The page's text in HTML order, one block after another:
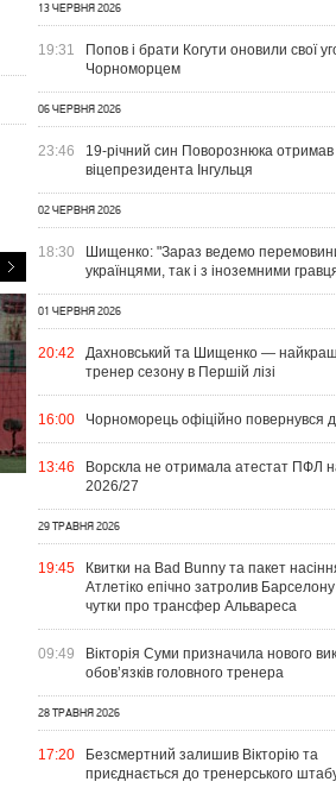
04 СЕРПНЯ 2026
УКРАЇНСЬКИЙ СЛІД У ДРУГОМУ
ПЕРЕМАГАЄ, РОМАНЧУК
13 ЧЕРВНЯ 2026
19:31
Попов і брати Когути оновили свої
Чорноморцем
06 ЧЕРВНЯ 2026
23:46
19-річний син Поворознюка
віцепрезидента Інгульця
02 ЧЕРВНЯ 2026
18:30
Шищенко: "Зараз ведемо
українцями, так і з іноземними
01 ЧЕРВНЯ 2026
20:42
Дахновський та Шищенко —
тренер сезону в Першій лізі
16:00 Чорноморець офіційно повернувся
13:46
Ворскла не отримала атестат ПФЛ
2026/27
29 ТРАВНЯ 2026
19:45
Квитки на Bad Bunny та пакет
Атлетіко епічно затролив
чутки про трансфер Альвареса
09:49
Вікторія Суми призначила нового
обов’язків головного тренера
28 ТРАВНЯ 2026
17:20
Безсмертний залишив Вікторію та
приєднається до тренерського